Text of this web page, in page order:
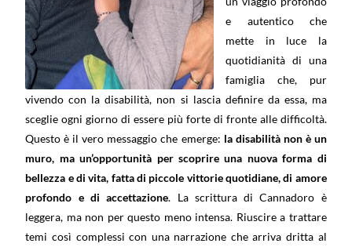
e autentico che
mette in luce la
quotidianità di una
famiglia che, pur
vivendo con la disabilità, non si lascia definire da essa, ma
sceglie ogni giorno di essere più forte di fronte alle difficoltà.
Questo è il vero messaggio che emerge: la disabilità non è un
muro, ma un’opportunità per scoprire una nuova forma di
bellezza e di vita, fatta di piccole vittorie quotidiane, di amore
profondo e di accettazione. La scrittura di Cannadoro è
leggera, ma non per questo meno intensa. Riuscire a trattare
temi così complessi con una narrazione che arriva dritta al